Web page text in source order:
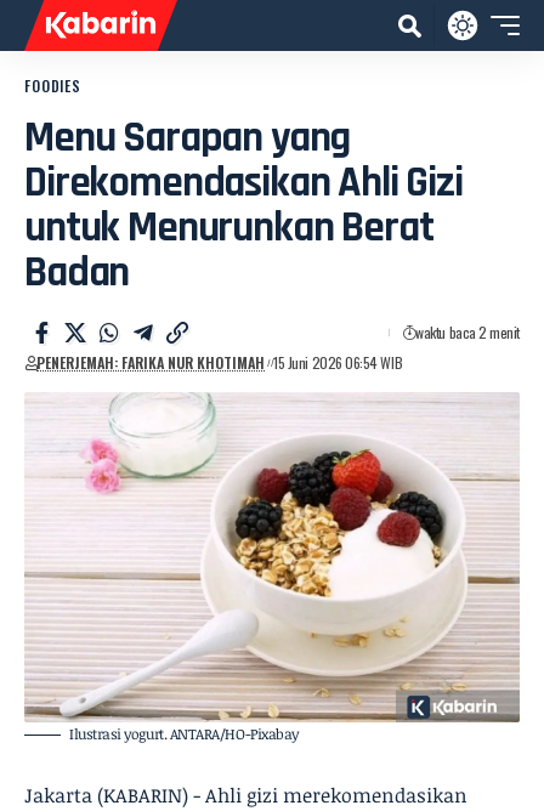
FOODIES
Menu Sarapan yang
Direkomendasikan Ahli Gizi
untuk Menurunkan Berat
Badan
PENERJEMAH: FARIKA NUR KHOTIMAH 15 Juni 2026 06:54 WIB
waktu baca 2 menit
Ilustrasi yogurt. ANTARA/HO-Pixabay
Jakarta (KABARIN) - Ahli gizi merekomendasikan